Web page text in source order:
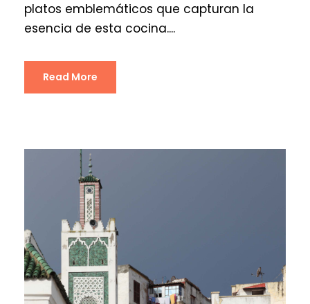
platos emblemáticos que capturan la
esencia de esta cocina....
Read More